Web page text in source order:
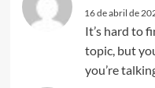
16 de abril de
It’s hard to
topic, but
you’re